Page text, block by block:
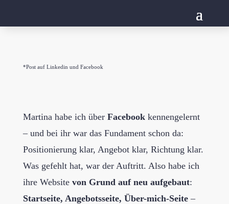
*Post auf Linkedin und Facebook
Martina habe ich über Facebookkennengelernt
– und bei ihr war das Fundament schon da:
Positionierung klar, Angebot klar, Richtung klar.
Was gefehlt hat, war der Auftritt. Also habe ich
ihre Website von Grund auf neu aufgebaut:
Startseite, Angebotsseite, Über-mich-Seite–